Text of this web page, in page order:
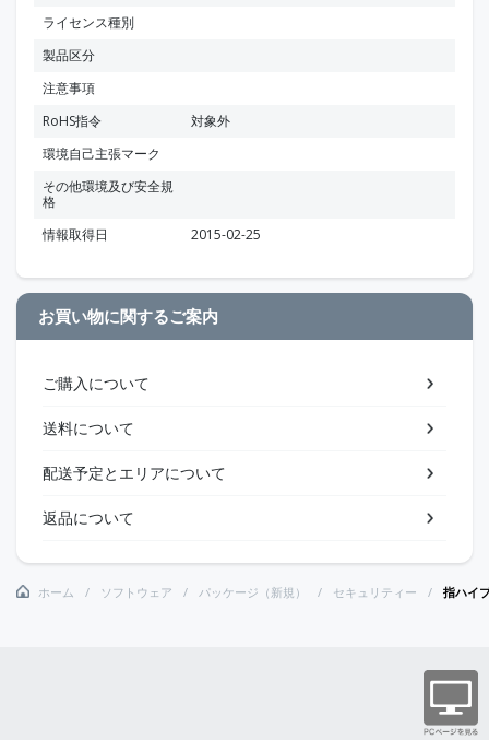
ライセンス種別
製品区分
注意事項
RoHS指令
対象外
環境自己主張マーク
その他環境及び安全規
格
情報取得日
2015-02-25
お買い物に関するご案内
ご購入について
送料について
配送予定とエリアについて
返品について
ホーム ソフトウェア パッケージ（新規） セキュリティー 指ハイ